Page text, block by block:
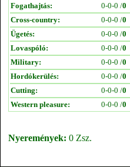
Fogathajtás:
0-0-0 /0
Cross-country:
0-0-0 /0
Ügetés:
0-0-0 /0
Lovaspóló:
0-0-0 /0
Military:
0-0-0 /0
Hordókerülés:
0-0-0 /0
Cutting:
0-0-0 /0
Western pleasure:
0-0-0 /0
Nyeremények: 0 Zsz.